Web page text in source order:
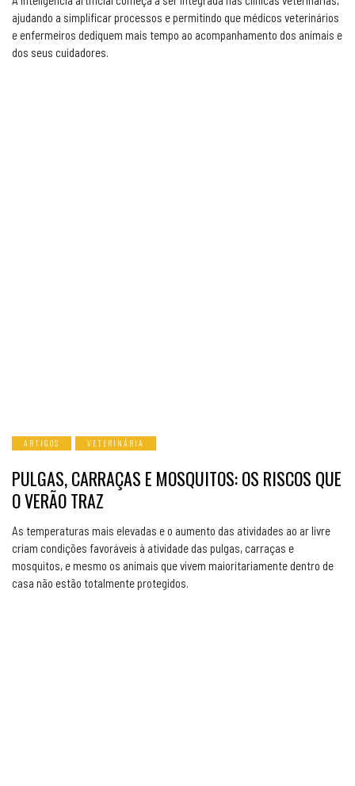
ajudando a simplificar processos e permitindo que médicos veterinários
e enfermeiros dediquem mais tempo ao acompanhamento dos animais e
dos seus cuidadores.
ARTIGOS VETERINÁRIA
PULGAS, CARRAÇAS E MOSQUITOS: OS RISCOS QUE
O VERÃO TRAZ
As temperaturas mais elevadas e o aumento das atividades ao ar livre
criam condições favoráveis à atividade das pulgas, carraças e
mosquitos, e mesmo os animais que vivem maioritariamente dentro de
casa não estão totalmente protegidos.